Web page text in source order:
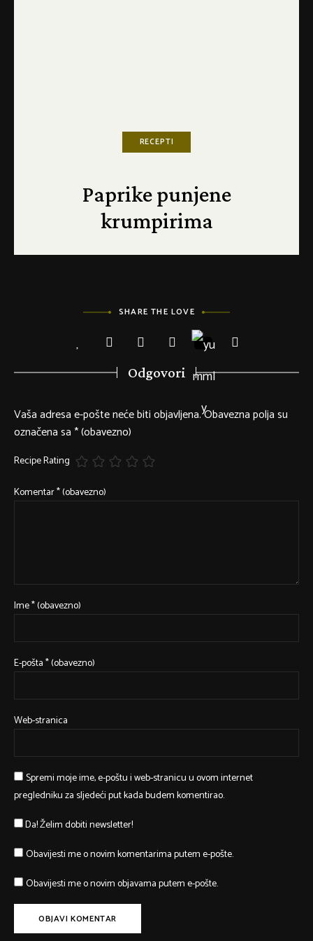
RECEPTI
Paprike punjene
krumpirima
SHARE THE LOVE
Odgovori
Vaša adresa e-pošte neće biti objavljena.Obavezna polja su
označena sa* (obavezno)
Recipe Rating
Komentar* (obavezno)
Ime* (obavezno)
E-pošta* (obavezno)
Web-stranica
Spremi moje ime, e-poštu i web-stranicu u ovom internet
pregledniku za sljedeći put kada budem komentirao.
Da! Želim dobiti newsletter!
Obavijesti me o novim komentarima putem e-pošte.
Obavijesti me o novim objavama putem e-pošte.